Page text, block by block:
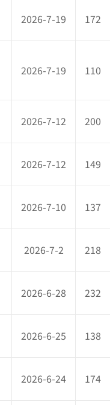
2026-7-19 172
2026-7-19 110
2026-7-12 200
2026-7-12 149
2026-7-10 137
2026-7-2 218
2026-6-28 232
2026-6-25 138
2026-6-24 174